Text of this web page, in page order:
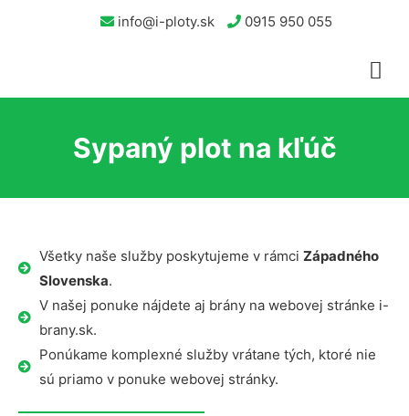
info@i-ploty.sk 0915 950 055
Sypaný plot na kľúč
Všetky naše služby poskytujeme v rámci Západného
Slovenska.
V našej ponuke nájdete aj brány na webovej stránke i-
brany.sk.
Ponúkame komplexné služby vrátane tých, ktoré nie
sú priamo v ponuke webovej stránky.